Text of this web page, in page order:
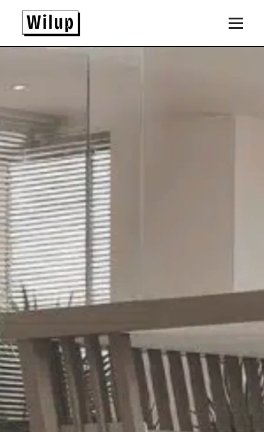
Revenir sur la page d'accueil